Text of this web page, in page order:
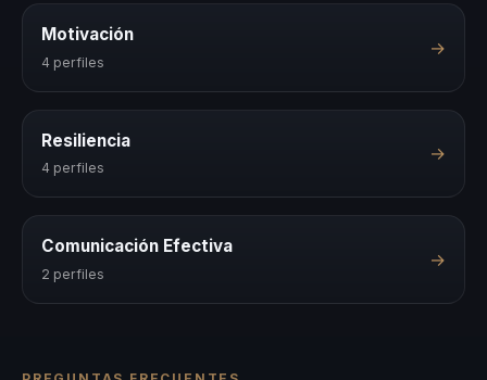
Motivación
4 perfiles
→
Resiliencia
4 perfiles
→
Comunicación Efectiva
2 perfiles
→